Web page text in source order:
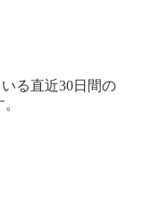
る直近30日間の